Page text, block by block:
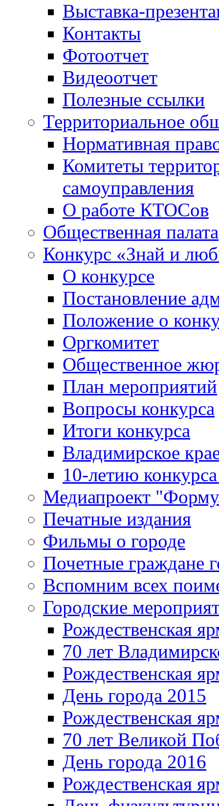
Выставка-
Контакты
Фотоотчет
Видеоотчет
Полезные ссылки
Территориальное
Нормативная
Комитеты
самоуправления
О работе КТОСов
Общественная палата
Конкурс «Знай и
О конкурсе
Постановление
Положение о
Оргкомитет
Общественное
План мероприятий
Вопросы конкурса
Итоги конкурса
Владимирское
10-летию
Медиапроект
Печатные издания
Фильмы о городе
Почетные граждане
Вспомним всех
Городские
Рождественская
70 лет
Рождественская
День города 2015
Рождественская
70 лет Великой
День города 2016
Рождественская